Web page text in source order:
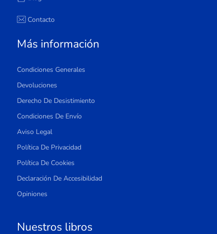
Contacto
Más información
Condiciones Generales
Devoluciones
Derecho De Desistimiento
Condiciones De Envío
Aviso Legal
Política De Privacidad
Política De Cookies
Declaración De Accesibilidad
Opiniones
Nuestros libros